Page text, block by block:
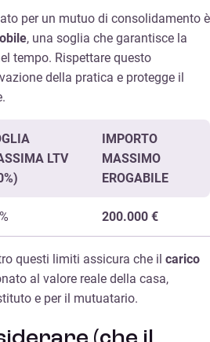
per un mutuo di consolidamento è
, una soglia che garantisce la
tempo. Rispettare questo
della pratica e protegge il
LTV
IMPORTO
MASSIMO
EROGABILE
200.000 €
questi limiti assicura che il carico
al valore reale della casa,
e per il mutuatario.